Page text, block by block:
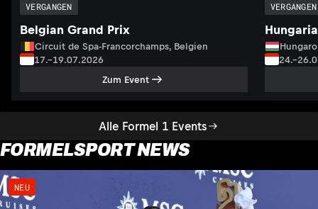
Alle Formel 1 Events
VERGANGEN
Belgian Grand Prix
Circuit de Spa-Francorchamps, Belgien
17.–19.07.2026
Zum Event
VERGANGEN
FORMELSPORT NEWS
NEU